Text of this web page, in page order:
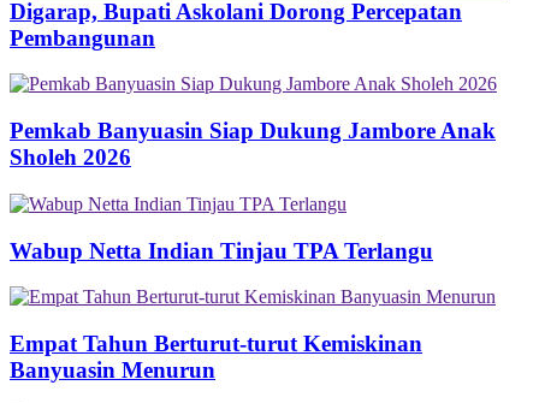
Digarap, Bupati Askolani Dorong Percepatan
Pembangunan
Pemkab Banyuasin Siap Dukung Jambore Anak
Sholeh 2026
Wabup Netta Indian Tinjau TPA Terlangu
Empat Tahun Berturut-turut Kemiskinan
Banyuasin Menurun